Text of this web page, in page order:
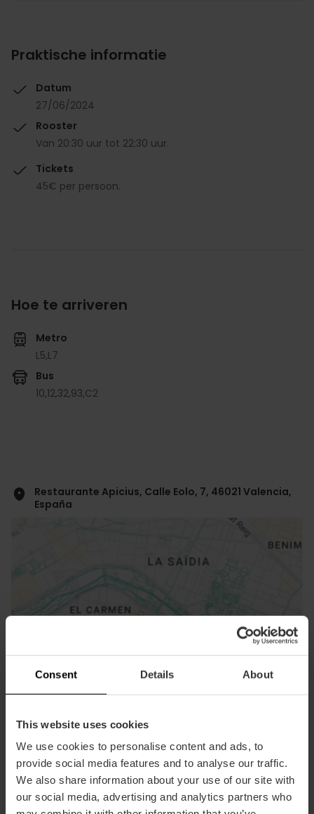
Consent Details About
This website uses cookies
We use cookies to personalise content and ads, to
provide social media features and to analyse our traffic.
We also share information about your use of our site with
our social media, advertising and analytics partners who
Praktische informatie
Datum
27/06/2024
Rooster
Van 20:30 uur tot 22:30 uur.
Tickets
45€ per persoon.
Hoe te arriveren
Metro
L5,L7
Bus
10,12,32,93,C2
Restaurante Apicius, Calle Eolo, 7, 46021 Valencia,
España
Bekijk kaart